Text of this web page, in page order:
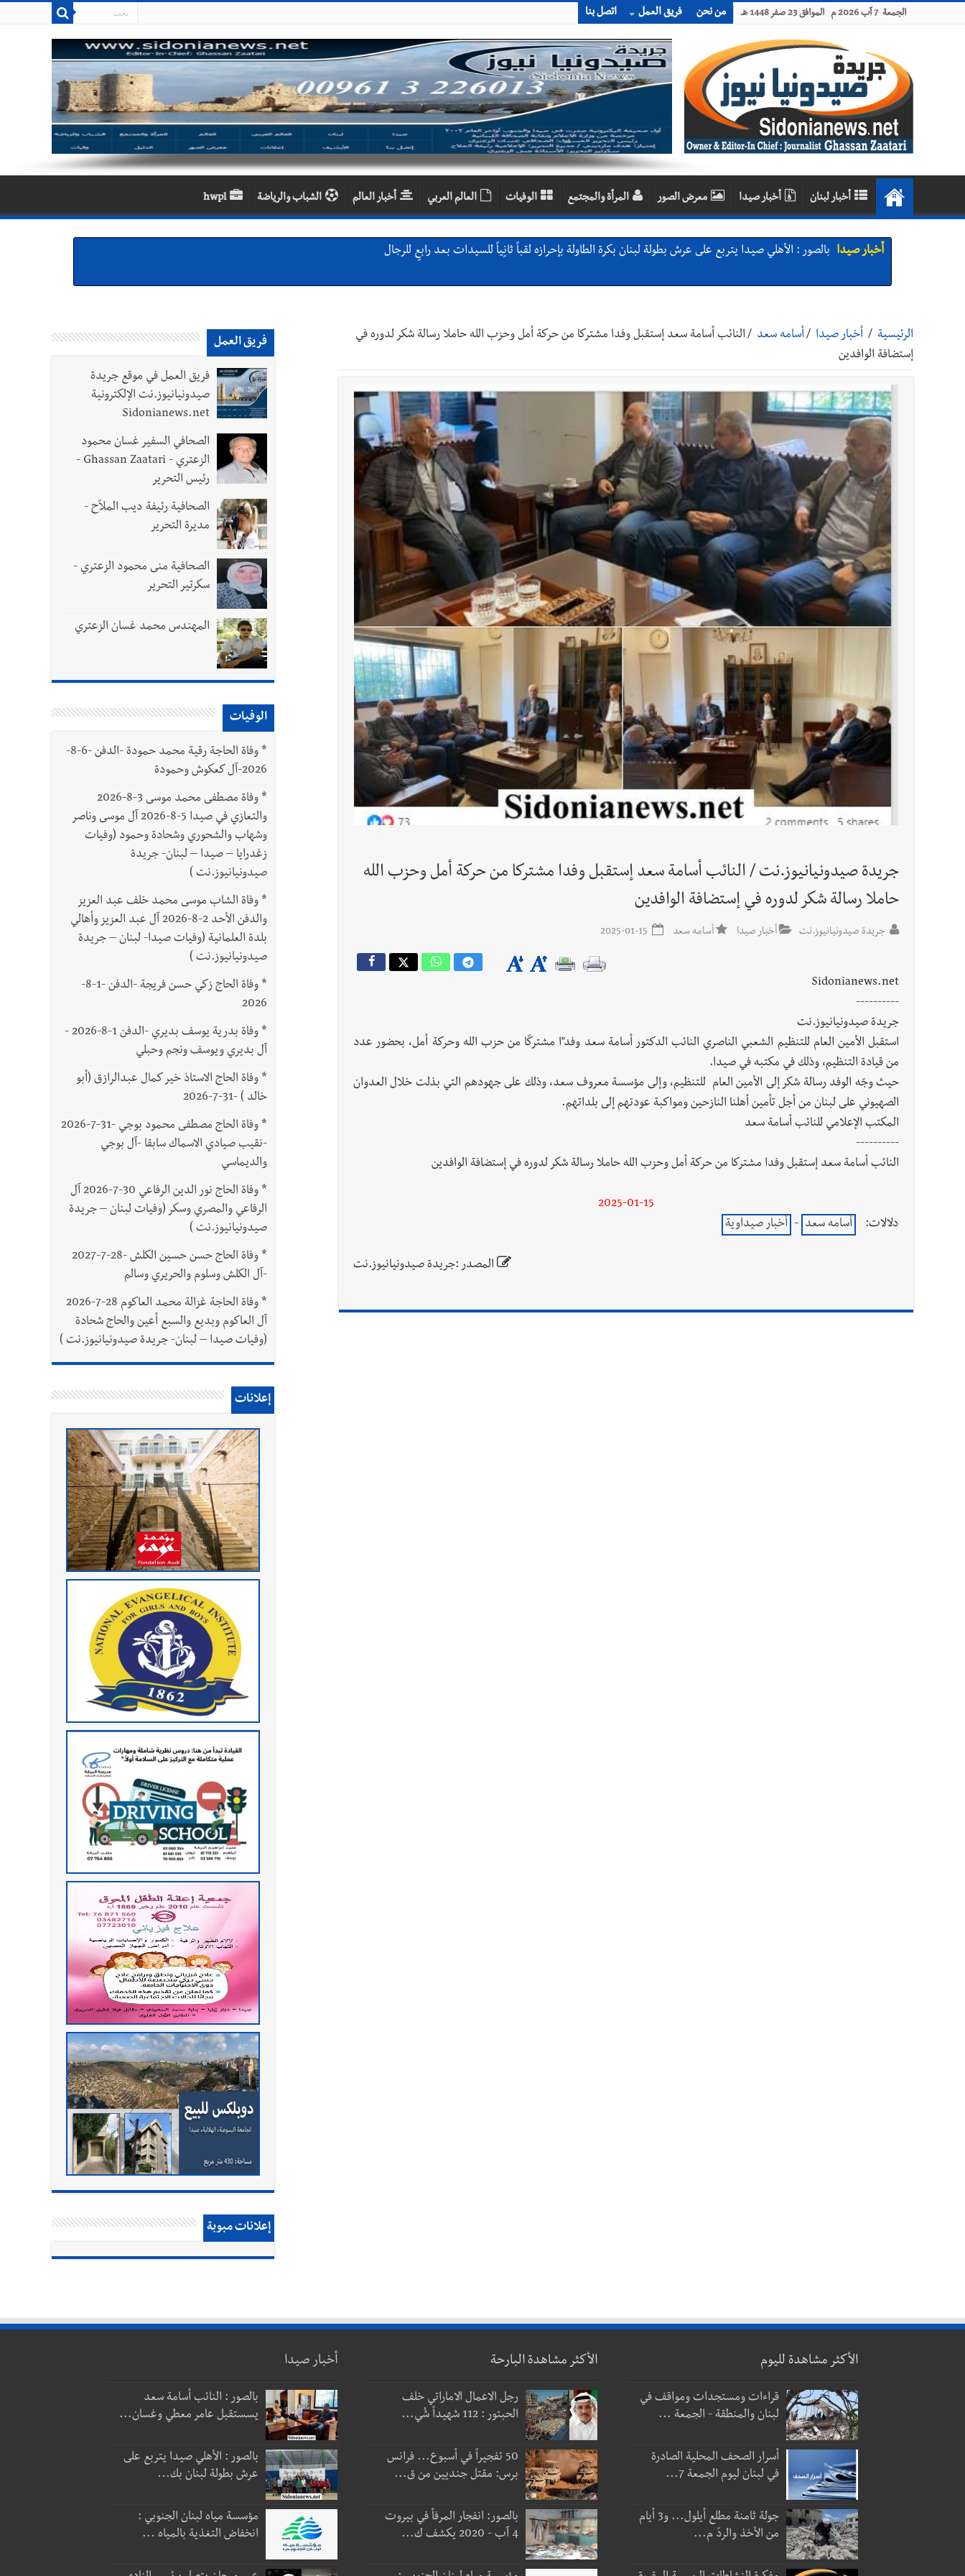
الجمعة 7 آب 2026 م الموافق 23 صفر 1448 هـ من نحن فريق العمل اتصل بنا
أخبار لبنان أخبار صيدا معرض الصور المرأة والمجتمع الوفيات العالم العربي أخبار العالم الشباب والرياضة hwpl
أخبار صيدا بالصور : الأهلي صيدا يتربع على عرش بطولة لبنان بكرة الطاولة بإحرازه لقباً ثانٍياً للسيدات بعد رابعٍ للرجال
أخبار صيدا
أخبار صيدا بلدية صيدا تهنئ نادي الأهلي صيدا بإحرازه بطولة لبنان بكرة الطاولة للرجال للعام الرابع على التوالي
أخبار صيدا بالصور: رئيسا بلديتي صيدا وصور يشاركان في ورشة تقنية حول الحد من النفايات البحرية وشباك الصيد المهملة
أخبار لبنان بهية الحريري تقدم بإسم الرئيس سعد الحريري التعازي بوفاة الراحل ميشال معلولي
أخبار لبنان الجيش اللبناني : إصابة أحد العسكريين بجروح طفيفة نتيجة استهداف إسرائيلي معادٍ لجرافة للجيش في بلدة المنصوري - صور
أخبار لبنان مسيّرة أسرائيلية القت قنبلة صوتية باتجاه جرافة للجيش اللبناني خلال عملها في المنصوري ومعلومات أولية عن اصابة أحد العسكريين
أخبار لبنان بسام طليس : نرفض فرض ضريبة جديدة على المحروقات تحت شعار حماية البيئة والأولوية اليوم للتخفيف من معاناة المواطنين
الرئيس بري يدعو الى جلسة عامة في 11 و12 الحالي
العالم العربي
رجل الاعمال الاماراتي خلف الحبتور : 112 شهيداً شُيّعوا في ‫غزة‬ بعد أن بقوا تحت الأنقاض منذ عام 2023: أيُعقل أن يبقى الشعب الفلسطيني يعيش كل هذا الألم؟ وإلى متى
تستمر هذه المعاناة التي تمزق القلوب والضمائر؟
الرئيسية / أخبار صيدا / أسامه سعد / النائب أسامة سعد إستقبل وفدا مشتركا من حركة أمل وحزب الله حاملا رسالة شكر لدوره في
إستضافة الوافدين
جريدة صيدونيانيوز.نت / النائب أسامة سعد إستقبل وفدا مشتركا من حركة أمل وحزب الله
حاملا رسالة شكر لدوره في إستضافة الوافدين
جريدة صيدونيانيوز.نت أخبار صيدا أسامه سعد
Sidonianews.net
----------
جريدة صيدونيانيوز.نت
استقبل الأمين العام للتنظيم الشعبي الناصري النائب الدكتور أسامة سعد وفد"ا مشتركًا من حزب الله وحركة أمل، بحضور عدد
من قيادة التنظيم، وذلك في مكتبه في صيدا.
حيث وجّه الوفد رسالة شكر إلى الأمين العام للتنظيم، وإلى مؤسسة معروف سعد، وذلك على جهودهم التي بذلت خلال العدوان
الصهيوني على لبنان من أجل تأمين أهلنا النازحين ومواكبة عودتهم إلى بلداتهم.
المكتب الإعلامي للنائب أسامة سعد
----------
النائب أسامة سعد إستقبل وفدا مشتركا من حركة أمل وحزب الله حاملا رسالة شكر لدوره في إستضافة الوافدين
2025-01-15
دلالات:
أسامه سعد - أخبار صيداوية
المصدر :جريدة صيدونيانيوز.نت
فريق العمل
فريق العمل في موقع جريدة
صيدونيانيوز.نت الإلكترونية
Sidonianews.net
الصحافي السفير غسان محمود
الزعتري - Ghassan Zaatari -
رئيس التحرير
الصحافية رئيفة ديب الملاّح -
مديرة التحرير
الصحافية منى محمود الزعتري -
سكرتير التحرير
المهندس محمد غسان الزعتري
الوفيات
*
وفاة الحاجة رقية محمد حمودة -الدفن -6-8-
2026-آل كعكوش وحمودة
*
وفاة مصطفى محمد موسى 3-8-2026
والتعازي في صيدا 5-8-2026 آل موسى وناصر
وشهاب والشحوري وشحادة وحمود (وفيات
زغدرايا – صيدا – لبنان- جريدة
صيدونيانيوز.نت )
* وفاة الشاب موسى محمد خلف عبد العزيز
والدفن الأحد 2-8-2026 آل عبد العزيز وأهالي
بلدة العلمانية (وفيات صيدا- لبنان – جريدة
صيدونيانيوز.نت )
*
وفاة الحاج زكي حسن فريجة -الدفن -1-8-
2026
*
وفاة بدرية يوسف بديري -الدفن 1-8-2026 -
آل بديري ويوسف ونجم وحبلي
* وفاة الحاج الاستاذ خير كمال عبدالرازق (أبو
خالد ) -31-7-2026
*
وفاة الحاج مصطفى محمود بوجي -31-7-2026
-نقيب صيادي الاسماك سابقا -آل بوجي
والديماسي
*
وفاة الحاج نور الدين الرفاعي 30-7-2026 آل
الرفاعي والمصري وسكر (وفيات لبنان – جريدة
صيدونيانيوز.نت )
*
وفاة الحاج حسن حسين الكلش -28-7-2027
-آل الكلش وسلوم والحريري وسالم
*
وفاة الحاجة غزالة محمد العاكوم 28-7-2026
آل العاكوم وبديع والسبع أعين والحاج شحادة
(وفيات صيدا – لبنان- جريدة صيدونيانيوز.نت )
إعلانات
إعلانات مبوبة
الأكثر مشاهدة لليوم
قراءات ومستجدات ومواقف في
لبنان والمنطقة - الجمعة ...
أسرار الصحف المحلية الصادرة
في لبنان ليوم الجمعة 7...
جولة ثامنة مطلع أيلول... و3 أيام
من الأخذ والردّ م...
الأكثر مشاهدة البارحة
رجل الاعمال الاماراتي خلف
الحبتور : 112 شهيداً شُي...
50 تفجيراً في أسبوع... فرانس
برس: مقتل جنديين من ق...
بالصور: انفجار المرفأ في بيروت
4 آب - 2020 يكشف ك...
أخبار صيدا
بالصور : النائب أسامة سعد
يسستقبل عامر معطي وغسان...
بالصور : الأهلي صيدا يتربع على
عرش بطولة لبنان بك...
مؤسسة مياه لبنان الجنوبي :
انخفاض التغذية بالمياه ...